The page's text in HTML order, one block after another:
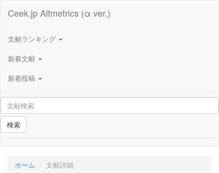
Ceek.jp Altmetrics (α ver.)
文献ランキング
新着文献
新着投稿
検索
ホーム 文献詳細